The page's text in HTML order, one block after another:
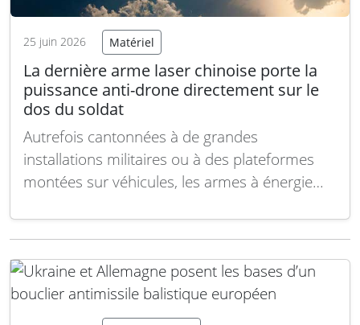
25 juin 2026 Matériel
La dernière arme laser chinoise porte la
puissance anti-drone directement sur le
dos du soldat
Autrefois cantonnées à de grandes
installations militaires ou à des plateformes
montées sur véhicules, les armes à énergie
compactes pour accompagner les soldats en
en Chine avec la dernière arme laser appelée
Lijian, développée par Harbin Xinguang Optic-
Electronics Technology, qui…